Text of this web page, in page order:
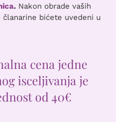
.Nakon obrade vaših
bićete uvedeni u
cena jedne
isceljivanja je
od 40€